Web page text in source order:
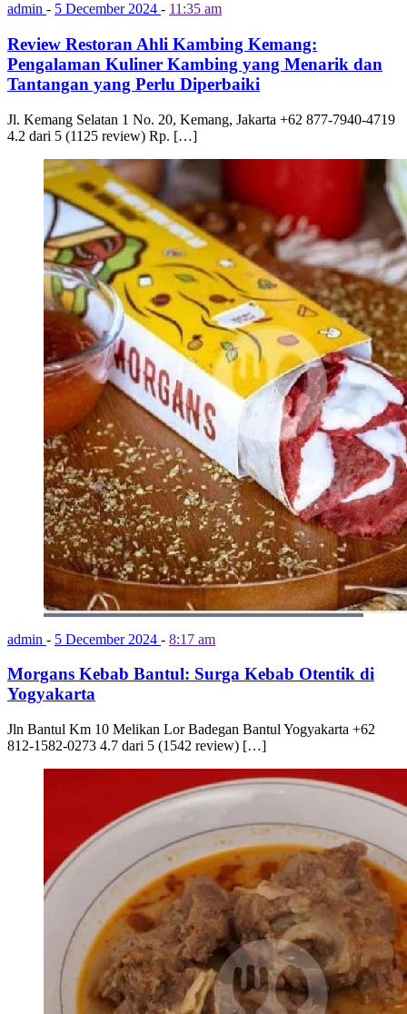
admin - 5 December 2024 - 11:35 am
Review Restoran Ahli Kambing Kemang:
Pengalaman Kuliner Kambing yang Menarik dan
Tantangan yang Perlu Diperbaiki
Jl. Kemang Selatan 1 No. 20, Kemang, Jakarta +62 877-7940-4719
4.2 dari 5 (1125 review) Rp. […]
admin - 5 December 2024 - 8:17 am
Morgans Kebab Bantul: Surga Kebab Otentik di
Yogyakarta
Jln Bantul Km 10 Melikan Lor Badegan Bantul Yogyakarta +62
812-1582-0273 4.7 dari 5 (1542 review) […]